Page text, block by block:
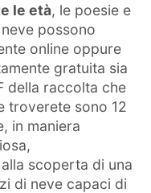
le età, le poesie e
possono
online oppure
gratuita sia
della raccolta che
troverete sono 12
in maniera
scoperta di una
di neve capaci di